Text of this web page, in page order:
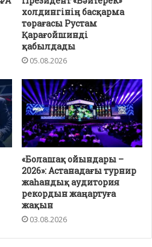
холдингінің басқарма
төрағасы Рустам
Қарағойшинді
қабылдады
05.08.2026
«Болашақ ойындары –
2026»: Астанадағы турнир
жаһандық аудитория
рекордын жаңартуға
жақын
03.08.2026